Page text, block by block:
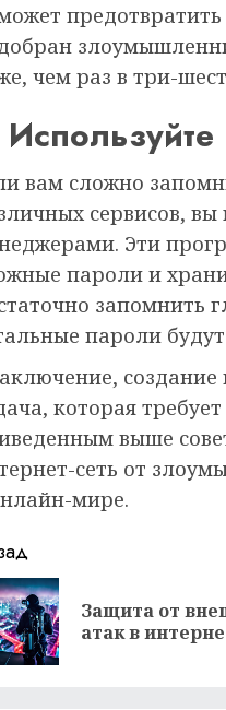
предотвратить
чем раз в три-
вам сложно
сервисов,
Эти
пароли и
запомнить
пароли
которая
выше
сеть от
мире.
Защита от
атак в